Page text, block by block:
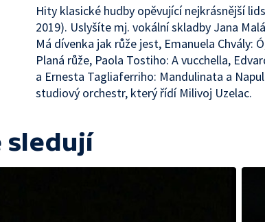
Hity klasické hudby opěvující nejkrásnější
2019). Uslyšíte mj. vokální skladby Jana
Má dívenka jak růže jest, Emanuela Chvály:
Planá růže, Paola Tostiho: A vucchella,
a Ernesta Tagliaferriho: Mandulinata a
studiový orchestr, který řídí Milivoj Uzelac.
sledují